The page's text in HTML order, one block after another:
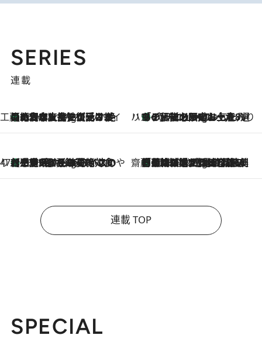
SERIES
連載
工藤まやのおもてなしハワイ
10 Hours Ago
【ハワイ土産】ローカルの絶大な支持で復活！ 絶品の幻クッキー《元ファンの日本人女性が受け継いだ名店》 ハワイ賢者 リサのお気に入りリスト10 Hours Ago
あの伝説の限定トートも！ リニューアルした「ディーン＆デルーカ ハワイ」で必須のお土産8選
47都道府県の手みやげ ひんやりスイーツで夏を満喫
10 Hours Ago
【三重県】この夏絶対食べたい 冷やしておいしいおやつ3選 お餅×アイスの新感覚スイーツ 齋藤 薫 美容脳ルネサンス
10 Hours Ago
「荷物が増えるほど旅ストレスは増す」美容ジャーナリストがたどり着いた最終結論。“化粧品を劇的に減らす”感動の凝縮美容とは
連載 TOP
SPECIAL